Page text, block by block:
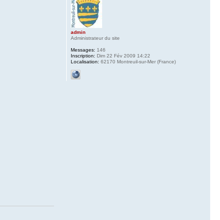
admin
Administrateur du site
Messages: 146
Inscription: Dim 22 Fév 2009 14:22
Localisation: 62170 Montreuil-sur-Mer (France)